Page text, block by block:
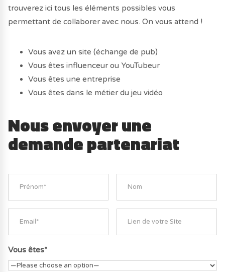
trouverez ici tous les éléments possibles vous
permettant de collaborer avec nous. On vous attend !
Vous avez un site (échange de pub)
Vous êtes influenceur ou YouTubeur
Vous êtes une entreprise
Vous êtes dans le métier du jeu vidéo
Nous envoyer une
demande partenariat
Vous êtes*